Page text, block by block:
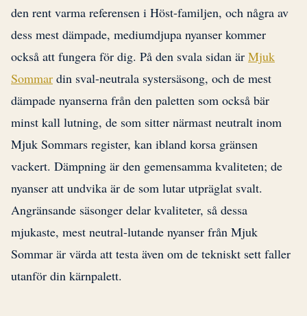
den rent varma referensen i Höst-familjen, och några av
dess mest dämpade, mediumdjupa nyanser kommer
också att fungera för dig. På den svala sidan är Mjuk
Sommar din sval-neutrala systersäsong, och de mest
dämpade nyanserna från den paletten som också bär
minst kall lutning, de som sitter närmast neutralt inom
Mjuk Sommars register, kan ibland korsa gränsen
vackert. Dämpning är den gemensamma kvaliteten; de
nyanser att undvika är de som lutar utpräglat svalt.
Angränsande säsonger delar kvaliteter, så dessa
mjukaste, mest neutral-lutande nyanser från Mjuk
Sommar är värda att testa även om de tekniskt sett faller
utanför din kärnpalett.